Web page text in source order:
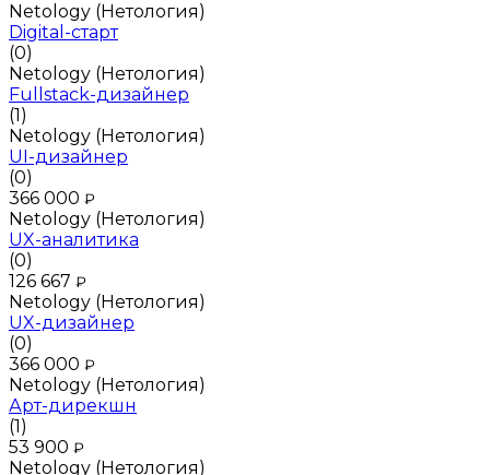
Netology (Нетология)
Digital-старт
(0)
Netology (Нетология)
Fullstack-дизайнер
(1)
Netology (Нетология)
UI-дизайнер
(0)
366 000 ₽
Netology (Нетология)
UX-аналитика
(0)
126 667 ₽
Netology (Нетология)
UX-дизайнер
(0)
366 000 ₽
Netology (Нетология)
Арт-дирекшн
(1)
53 900 ₽
Netology (Нетология)